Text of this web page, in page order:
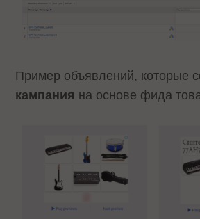
Пример объявлений, которые
кампания на основе фида